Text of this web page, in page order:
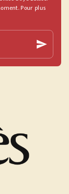
Pour plus
send